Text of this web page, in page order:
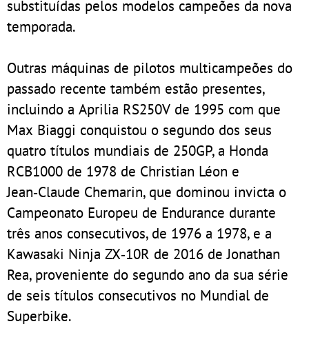
substituídas pelos modelos campeões da nova
temporada.
Outras máquinas de pilotos multicampeões do
passado recente também estão presentes,
incluindo a Aprilia RS250V de 1995 com que
Max Biaggi conquistou o segundo dos seus
quatro títulos mundiais de 250GP, a Honda
RCB1000 de 1978 de Christian Léon e
Jean‑Claude Chemarin, que dominou invicta o
Campeonato Europeu de Endurance durante
três anos consecutivos, de 1976 a 1978, e a
Kawasaki Ninja ZX‑10R de 2016 de Jonathan
Rea, proveniente do segundo ano da sua série
de seis títulos consecutivos no Mundial de
Superbike.